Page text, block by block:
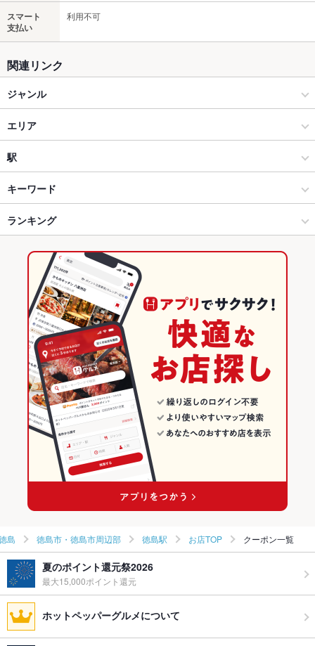
スマート
支払い
利用不可
関連リンク
ジャンル
ラーメン
ラーメン全般
徳島市・徳島市周辺部 × ラーメン
徳島市・徳島市周辺部 × ラーメン全般
徳島駅 × ラーメン
徳島駅 × ラーメン全般
エリア
徳島駅
徳島駅 × ラーメン
徳島駅 × ラーメン全般
徳島 × ラーメン
徳島 × ラーメン全般
駅
徳島駅
キーワード
餃子 チャーハン
ランキング
徳島のグルメランキング
徳島市・徳島市周辺部のグルメランキング
徳島駅のグルメランキング
島 徳島市・徳島市周辺部 徳島駅 お店TOP クーポン一覧
夏のポイント還元祭2026
最大15,000ポイント還元
ホットペッパーグルメについて